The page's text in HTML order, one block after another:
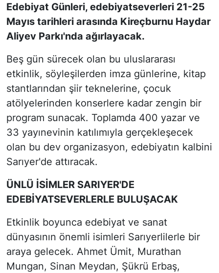
Edebiyat Günleri, edebiyatseverleri 21-25
Mayıs tarihleri arasında Kireçburnu Haydar
Aliyev Parkı'nda ağırlayacak.
Beş gün sürecek olan bu uluslararası
etkinlik, söyleşilerden imza günlerine, kitap
stantlarından şiir teknelerine, çocuk
atölyelerinden konserlere kadar zengin bir
program sunacak. Toplamda 400 yazar ve
33 yayınevinin katılımıyla gerçekleşecek
olan bu dev organizasyon, edebiyatın kalbini
Sarıyer'de attıracak.
ÜNLÜ İSİMLER SARIYER'DE
EDEBİYATSEVERLERLE BULUŞACAK
Etkinlik boyunca edebiyat ve sanat
dünyasının önemli isimleri Sarıyerlilerle bir
araya gelecek. Ahmet Ümit, Murathan
Mungan, Sinan Meydan, Şükrü Erbaş,
SPOR
TEKNOLOJİ
TÜRKİYE VE DÜNYA GÜNDEMİ
VİDEO GALERİ
YAŞAM